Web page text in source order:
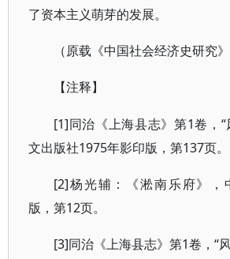
了资本主义萌芽的发展。
（原载《中国社会经济史研究》
【注释】
[1]同治《上海县志》第1卷，
文出版社1975年影印版，第137页。
[2]杨光辅：《淞南乐府》，
版，第12页。
[3]同治《上海县志》第1卷，“